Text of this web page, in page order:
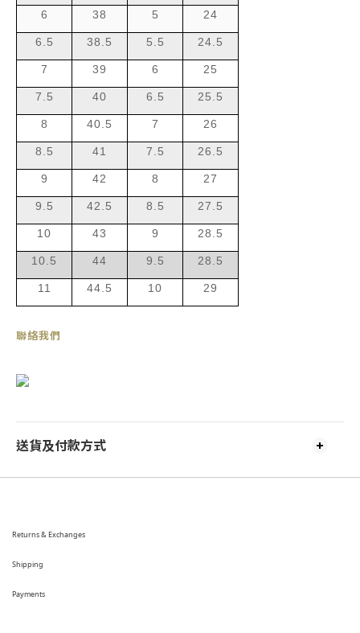
6 38 5 24
6.5 38.5 5.5 24.5
7 39 6 25
7.5 40 6.5 25.5
8 40.5 7 26
8.5 41 7.5 26.5
9 42 8 27
9.5 42.5 8.5 27.5
10 43 9 28.5
10.5 44 9.5 28.5
11 44.5 10 29
聯絡我們
送貨及付款方式
Returns & Exchanges
Shipping
Payments